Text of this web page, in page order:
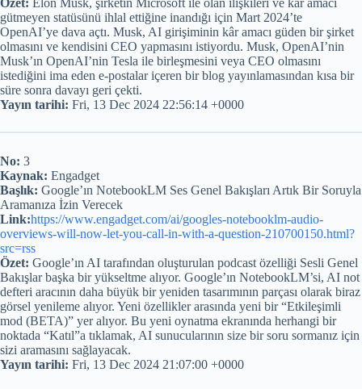
Özet: Elon Musk, şirketin Microsoft ile olan ilişkileri ve kâr amacı
gütmeyen statüsünü ihlal ettiğine inandığı için Mart 2024’te
OpenAI’ye dava açtı. Musk, AI girişiminin kâr amacı güden bir şirket
olmasını ve kendisini CEO yapmasını istiyordu. Musk, OpenAI’nin
Musk’ın OpenAI’nin Tesla ile birleşmesini veya CEO olmasını
istediğini ima eden e-postalar içeren bir blog yayınlamasından kısa bir
süre sonra davayı geri çekti.
Yayın tarihi: Fri, 13 Dec 2024 22:56:14 +0000
No: 3
Kaynak: Engadget
Başlık: Google’ın NotebookLM Ses Genel Bakışları Artık Bir Soruyla
Aramanıza İzin Verecek
Link:https://www.engadget.com/ai/googles-notebooklm-audio-
overviews-will-now-let-you-call-in-with-a-question-210700150.html?
src=rss
Özet: Google’ın AI tarafından oluşturulan podcast özelliği Sesli Genel
Bakışlar başka bir yükseltme alıyor. Google’ın NotebookLM’si, AI not
defteri aracının daha büyük bir yeniden tasarımının parçası olarak biraz
görsel yenileme alıyor. Yeni özellikler arasında yeni bir “Etkileşimli
mod (BETA)” yer alıyor. Bu yeni oynatma ekranında herhangi bir
noktada “Katıl”a tıklamak, AI sunucularının size bir soru sormanız için
sizi aramasını sağlayacak.
Yayın tarihi: Fri, 13 Dec 2024 21:07:00 +0000